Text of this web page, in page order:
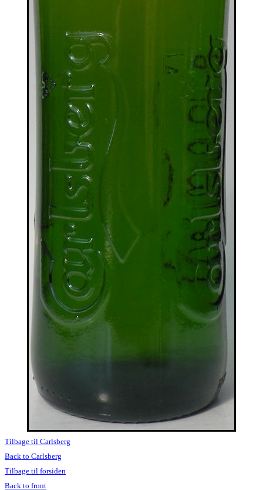
Tilbage til Carlsberg
Back to Carlsberg
Tilbage til forsiden
Back to front